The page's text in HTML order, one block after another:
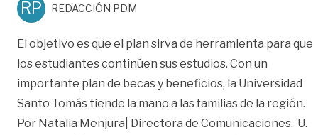
RP REDACCIÓN PDM
El objetivo es que el plan sirva de herramienta para que
los estudiantes continúen sus estudios. Con un
importante plan de becas y beneficios, la Universidad
Santo Tomás tiende la mano a las familias de la región.
Por Natalia Menjura| Directora de Comunicaciones. U.